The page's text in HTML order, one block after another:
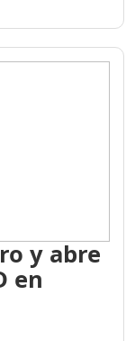
y abre
en